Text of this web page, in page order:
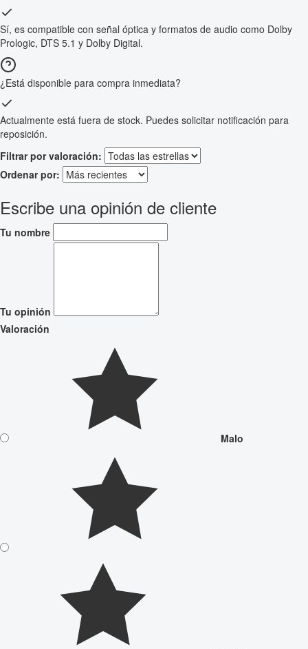
Sí, es compatible con señal óptica y formatos de audio como Dolby
Prologic, DTS 5.1 y Dolby Digital.
¿Está disponible para compra inmediata?
Actualmente está fuera de stock. Puedes solicitar notificación para
reposición.
Filtrar por valoración:
Ordenar por:
Escribe una opinión de cliente
Tu nombre
Tu opinión
Valoración
Malo